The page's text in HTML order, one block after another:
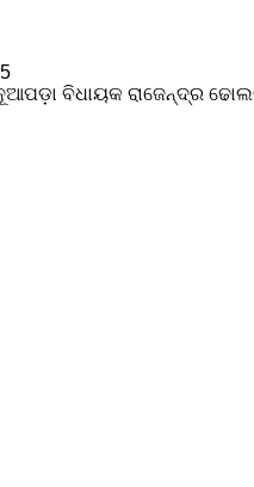
ବିଧାୟକ ରାଜେନ୍ଦ୍ର